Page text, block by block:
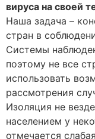
вируса на своей
Наша задача –
стран в
Системы
поэтому не все
использовать
рассмотрения
Изоляция не
населением у
отмечается